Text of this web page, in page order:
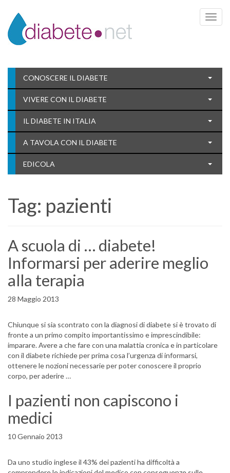
Toggle
CONOSCERE IL DIABETE
VIVERE CON IL DIABETE
IL DIABETE IN ITALIA
A TAVOLA CON IL DIABETE
EDICOLA
Tag: pazienti
A scuola di … diabete!
Informarsi per aderire meglio
alla terapia
28 Maggio 2013
Chiunque si sia scontrato con la diagnosi di diabete si è trovato di
fronte a un primo compito importantissimo e imprescindibile:
imparare. Avere a che fare con una malattia cronica e in particolare
con il diabete richiede per prima cosa l’urgenza di informarsi,
ottenere le nozioni necessarie per poter conoscere il proprio
corpo, per aderire …
I pazienti non capiscono i
medici
10 Gennaio 2013
Da uno studio inglese il 43% dei pazienti ha difficoltà a